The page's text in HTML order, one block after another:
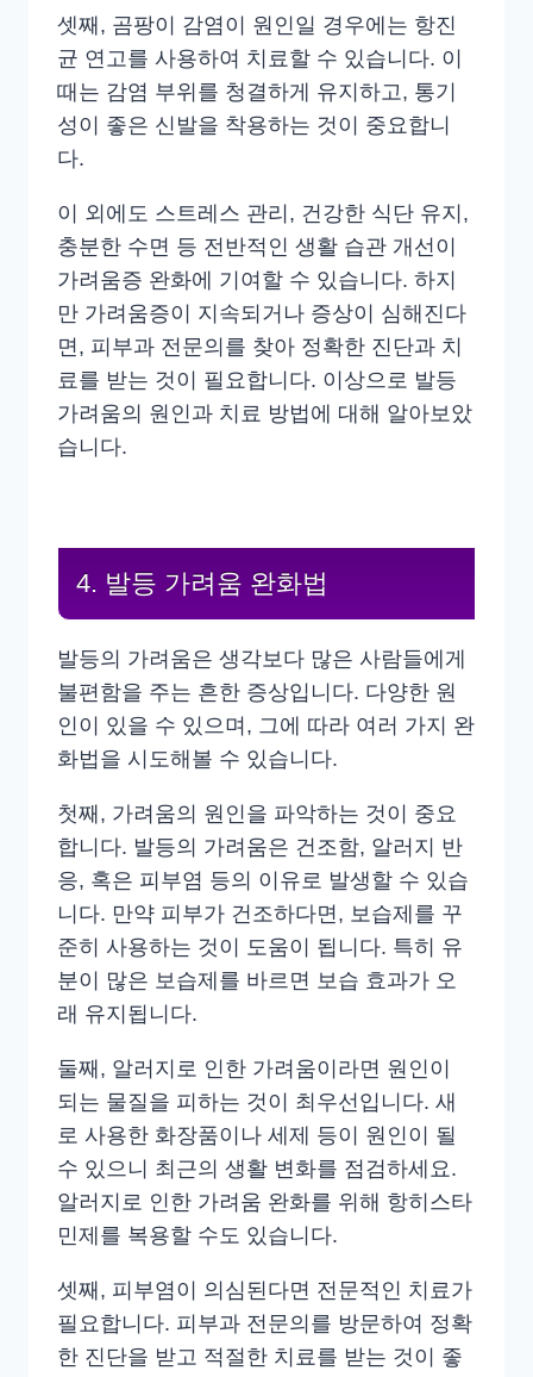
셋째, 곰팡이 감염이 원인일 경우에는 항진
균 연고를 사용하여 치료할 수 있습니다. 이
때는 감염 부위를 청결하게 유지하고, 통기
성이 좋은 신발을 착용하는 것이 중요합니
다.
이 외에도 스트레스 관리, 건강한 식단 유지,
충분한 수면 등 전반적인 생활 습관 개선이
가려움증 완화에 기여할 수 있습니다. 하지
만 가려움증이 지속되거나 증상이 심해진다
면, 피부과 전문의를 찾아 정확한 진단과 치
료를 받는 것이 필요합니다. 이상으로 발등
가려움의 원인과 치료 방법에 대해 알아보았
습니다.
4. 발등 가려움 완화법
발등의 가려움은 생각보다 많은 사람들에게
불편함을 주는 흔한 증상입니다. 다양한 원
인이 있을 수 있으며, 그에 따라 여러 가지 완
화법을 시도해볼 수 있습니다.
첫째, 가려움의 원인을 파악하는 것이 중요
합니다. 발등의 가려움은 건조함, 알러지 반
응, 혹은 피부염 등의 이유로 발생할 수 있습
니다. 만약 피부가 건조하다면, 보습제를 꾸
준히 사용하는 것이 도움이 됩니다. 특히 유
분이 많은 보습제를 바르면 보습 효과가 오
래 유지됩니다.
둘째, 알러지로 인한 가려움이라면 원인이
되는 물질을 피하는 것이 최우선입니다. 새
로 사용한 화장품이나 세제 등이 원인이 될
수 있으니 최근의 생활 변화를 점검하세요.
알러지로 인한 가려움 완화를 위해 항히스타
민제를 복용할 수도 있습니다.
셋째, 피부염이 의심된다면 전문적인 치료가
필요합니다. 피부과 전문의를 방문하여 정확
한 진단을 받고 적절한 치료를 받는 것이 좋